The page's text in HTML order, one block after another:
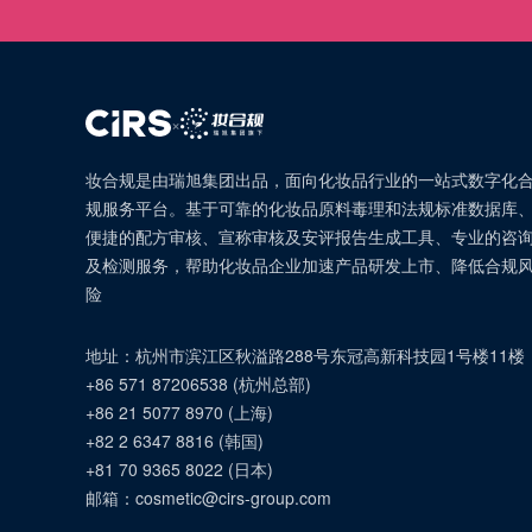
×
妆合规是由瑞旭集团出品，面向化妆品行业的一站式数字化
规服务平台。基于可靠的化妆品原料毒理和法规标准数据库
便捷的配方审核、宣称审核及安评报告生成工具、专业的咨
及检测服务，帮助化妆品企业加速产品研发上市、降低合规
险
地址： 杭州市滨江区秋溢路288号东冠高新科技园1号楼11楼
+86 571 87206538 (杭州总部)
+86 21 5077 8970 (上海)
+82 2 6347 8816 (韩国)
+81 70 9365 8022 (日本)
邮箱： cosmetic@cirs-group.com